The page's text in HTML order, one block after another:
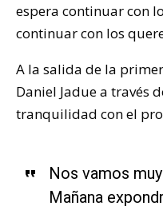
espera continuar con
continuar con los
A la salida de la
Daniel Jadue a través
tranquilidad con el
Nos vamos
Mañana